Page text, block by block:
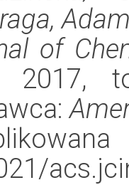
of
2017,